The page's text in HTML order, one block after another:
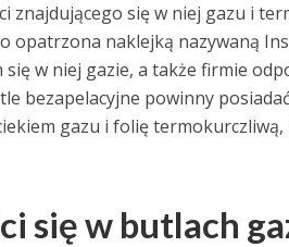
znajdującego się w niej gazu i
opatrzona naklejką nazywaną
w niej gazie, a także firmie
bezapelacyjne powinny
gazu i folię
się w butlach